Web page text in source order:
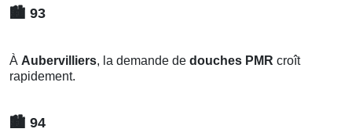
🏙️ 93
À Aubervilliers, la demande de douches PMR croît
rapidement.
🏙️ 94